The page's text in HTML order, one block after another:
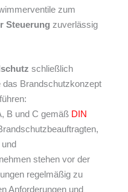
zum
Steuerung zuverlässig
schließlich
Brandschutzkonzept
B und C gemäß DIN
stehen vor der
regelmäßig zu
Anforderungen und